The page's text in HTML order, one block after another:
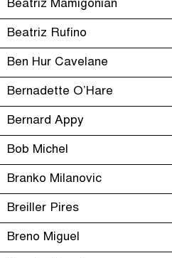
Beatriz Mamigonian
Beatriz Rufino
Ben Hur Cavelane
Bernadette O’Hare
Bernard Appy
Bob Michel
Branko Milanovic
Breiller Pires
Breno Miguel